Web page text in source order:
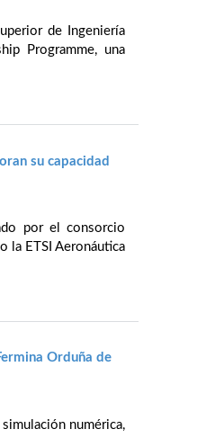
de Ingeniería
Programme, una
su capacidad
por el consorcio
la ETSI Aeronáutica
Orduña de
numérica,